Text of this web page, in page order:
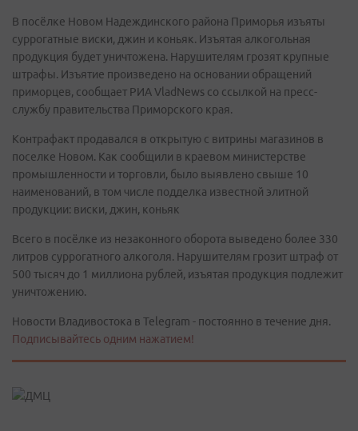
В посёлке Новом Надеждинского района Приморья изъяты
суррогатные виски, джин и коньяк. Изъятая алкогольная
продукция будет уничтожена. Нарушителям грозят крупные
штрафы. Изъятие произведено на основании обращений
приморцев, сообщает РИА VladNews со ссылкой на пресс-
службу правительства Приморского края.
Контрафакт продавался в открытую с витрины магазинов в
поселке Новом. Как сообщили в краевом министерстве
промышленности и торговли, было выявлено свыше 10
наименований, в том числе подделка известной элитной
продукции: виски, джин, коньяк
Всего в посёлке из незаконного оборота выведено более 330
литров суррогатного алкоголя. Нарушителям грозит штраф от
500 тысяч до 1 миллиона рублей, изъятая продукция подлежит
уничтожению.
Новости Владивостока в Telegram - постоянно в течение дня.
Подписывайтесь одним нажатием!